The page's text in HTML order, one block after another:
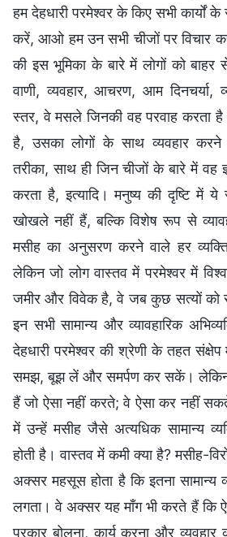
हम देहधारी परमेश्वर के किए सभी कार्यों
करें, आओ हम उन सभी चीजों पर विचार
की इस भूमिका के बारे में लोगों को बाहर
वाणी, व्यवहार, आचरण, आम दिनचर्या,
स्तर, वे मसले जिनकी वह परवाह करता है
है, उसका लोगों के साथ व्यवहार
तरीका, साथ ही जिन चीजों के बारे में वह
करता है, इत्यादि। मनुष्य की दृष्टि में
खोखले नहीं हैं, बल्कि विशेष रूप से
मसीह का अनुसरण करने वाले हर
लेकिन जो लोग वास्तव में परमेश्वर में
जमीर और विवेक है, वे जब कुछ सत्यों को
इन सभी सामान्य और व्यावहारिक
देहधारी परमेश्वर की श्रेणी के तहत
समझ, बूझ लें और समर्पण कर सकें। लेकिन
हैं जो ऐसा नहीं करते; वे ऐसा कर नहीं
में उन्हें मसीह जैसे अत्यधिक सामान्य
होती है। वास्तव में कमी क्या है? मसीह-
अक्सर महसूस होता है कि इतना सामान्य
लगता। वे अक्सर यह माँग भी करते हैं कि
प्रकार बोलना, कार्य करना और व्यवहार